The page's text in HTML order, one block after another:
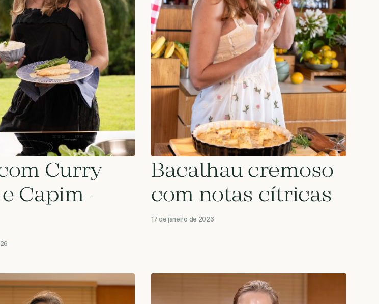
Curry
Capim-
Bacalhau cremoso
com notas cítricas
17 de janeiro de 2026